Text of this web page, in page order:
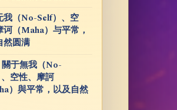
我（No-Self）、空
诃（Maha）与平常，
然圆满
關于無我（No-
空性、摩訶
）與平常，以及自然